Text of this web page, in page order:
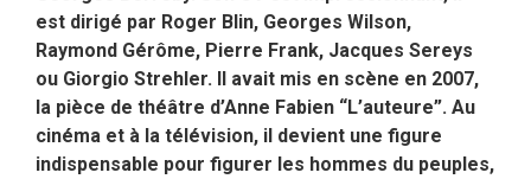
est dirigé par Roger Blin, Georges Wilson,
Raymond Gérôme, Pierre Frank, Jacques Sereys
ou Giorgio Strehler. Il avait mis en scène en 2007,
la pièce de théâtre d’Anne Fabien “L’auteure”. Au
cinéma et à la télévision, il devient une figure
indispensable pour figurer les hommes du peuples,